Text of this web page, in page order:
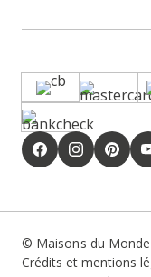
© Maisons du
Crédits et mentions